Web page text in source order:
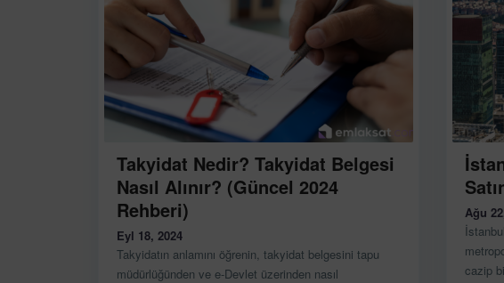
Takyidat Nedir? Takyidat Belgesi
Nasıl Alınır? (Güncel 2024
Rehberi)
Eyl 18, 2024
Takyidatın anlamını öğrenin, takyidat belgesini tapu
müdürlüğünden ve e-Devlet üzerinden nasıl
Ağu
cazip